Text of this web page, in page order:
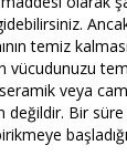
temiz
vücudunuzu
veya
değildir. Bir süre